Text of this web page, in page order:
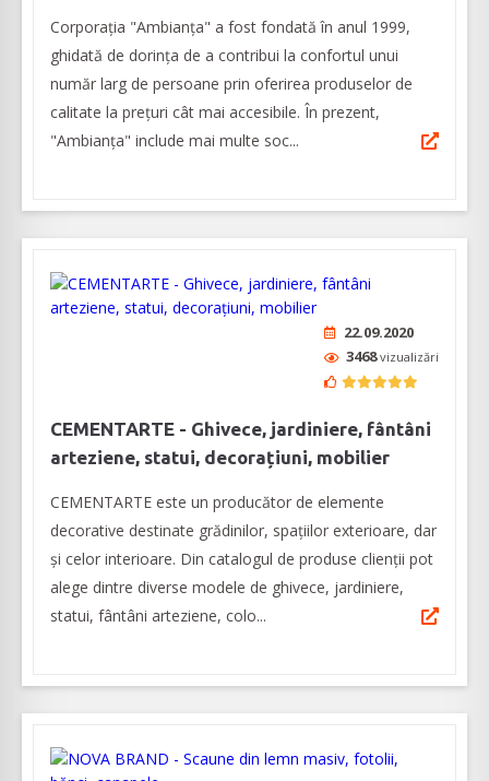
Corporația "Ambianța" a fost fondată în anul 1999,
ghidată de dorința de a contribui la confortul unui
număr larg de persoane prin oferirea produselor de
calitate la prețuri cât mai accesibile. În prezent,
"Ambianța" include mai multe soc...
22.09.2020
3468vizualizări
CEMENTARTE - Ghivece, jardiniere, fântâni
arteziene, statui, decorațiuni, mobilier
CEMENTARTE este un producător de elemente
decorative destinate grădinilor, spațiilor exterioare, dar
și celor interioare. Din catalogul de produse clienții pot
alege dintre diverse modele de ghivece, jardiniere,
statui, fântâni arteziene, colo...